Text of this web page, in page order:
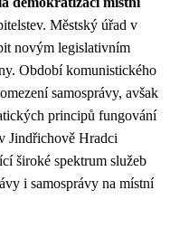
Městský úřad v
novým legislativním
Období komunistického
samosprávy, avšak
principů fungování
Jindřichově Hradci
široké spektrum služeb
i samosprávy na místní